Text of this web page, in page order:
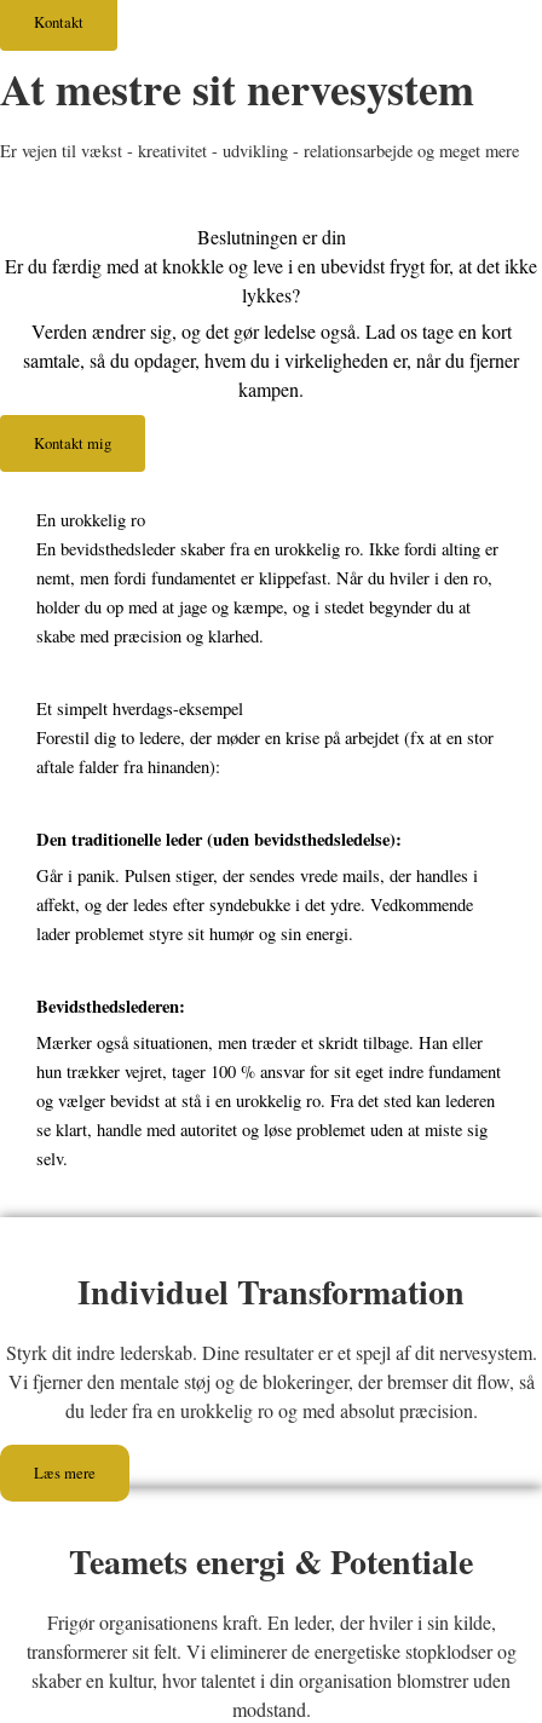
Kontakt
At mestre sit nervesystem
Er vejen til vækst - kreativitet - udvikling - relationsarbejde og meget mere
Beslutningen er din
Er du færdig med at knokkle og leve i en ubevidst frygt for, at det ikke
lykkes?
Verden ændrer sig, og det gør ledelse også. Lad os tage en kort
samtale, så du opdager, hvem du i virkeligheden er, når du fjerner
kampen.
Kontakt mig
En urokkelig ro
En bevidsthedsleder skaber fra en urokkelig ro. Ikke fordi alting er
nemt, men fordi fundamentet er klippefast. Når du hviler i den ro,
holder du op med at jage og kæmpe, og i stedet begynder du at
skabe med præcision og klarhed.
Et simpelt hverdags-eksempel
Forestil dig to ledere, der møder en krise på arbejdet (fx at en stor
aftale falder fra hinanden):
Den traditionelle leder (uden bevidsthedsledelse):
Går i panik. Pulsen stiger, der sendes vrede mails, der handles i
affekt, og der ledes efter syndebukke i det ydre. Vedkommende
lader problemet styre sit humør og sin energi.
Bevidsthedslederen:
Mærker også situationen, men træder et skridt tilbage. Han eller
hun trækker vejret, tager 100 % ansvar for sit eget indre fundament
og vælger bevidst at stå i en urokkelig ro. Fra det sted kan lederen
se klart, handle med autoritet og løse problemet uden at miste sig
selv.
Individuel Transformation
Styrk dit indre lederskab. Dine resultater er et spejl af dit nervesystem.
Vi fjerner den mentale støj og de blokeringer, der bremser dit flow, så
du leder fra en urokkelig ro og med absolut præcision.
Læs mere
Teamets energi & Potentiale
Frigør organisationens kraft. En leder, der hviler i sin kilde,
transformerer sit felt. Vi eliminerer de energetiske stopklodser og
skaber en kultur, hvor talentet i din organisation blomstrer uden
modstand.